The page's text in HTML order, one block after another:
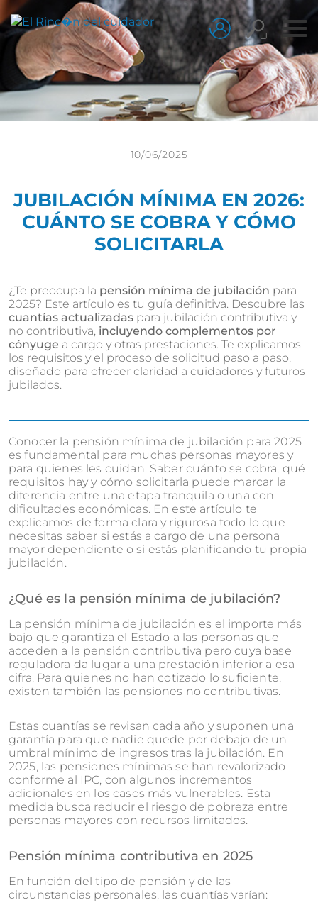
10/06/2025
JUBILACIÓN MÍNIMA EN 2026:
CUÁNTO SE COBRA Y CÓMO
SOLICITARLA
¿Te preocupa la pensión mínima de jubilación para
2025? Este artículo es tu guía definitiva. Descubre las
cuantías actualizadas para jubilación contributiva y
no contributiva, incluyendo complementos por
cónyuge a cargo y otras prestaciones. Te explicamos
los requisitos y el proceso de solicitud paso a paso,
diseñado para ofrecer claridad a cuidadores y futuros
jubilados.
Conocer la pensión mínima de jubilación para 2025
es fundamental para muchas personas mayores y
para quienes les cuidan. Saber cuánto se cobra, qué
requisitos hay y cómo solicitarla puede marcar la
diferencia entre una etapa tranquila o una con
dificultades económicas. En este artículo te
explicamos de forma clara y rigurosa todo lo que
necesitas saber si estás a cargo de una persona
mayor dependiente o si estás planificando tu propia
jubilación.
¿Qué es la pensión mínima de jubilación?
La pensión mínima de jubilación es el importe más
bajo que garantiza el Estado a las personas que
acceden a la pensión contributiva pero cuya base
reguladora da lugar a una prestación inferior a esa
cifra. Para quienes no han cotizado lo suficiente,
existen también las pensiones no contributivas.
Estas cuantías se revisan cada año y suponen una
garantía para que nadie quede por debajo de un
umbral mínimo de ingresos tras la jubilación. En
2025, las pensiones mínimas se han revalorizado
conforme al IPC, con algunos incrementos
adicionales en los casos más vulnerables. Esta
medida busca reducir el riesgo de pobreza entre
personas mayores con recursos limitados.
Pensión mínima contributiva en 2025
En función del tipo de pensión y de las
circunstancias personales, las cuantías varían: